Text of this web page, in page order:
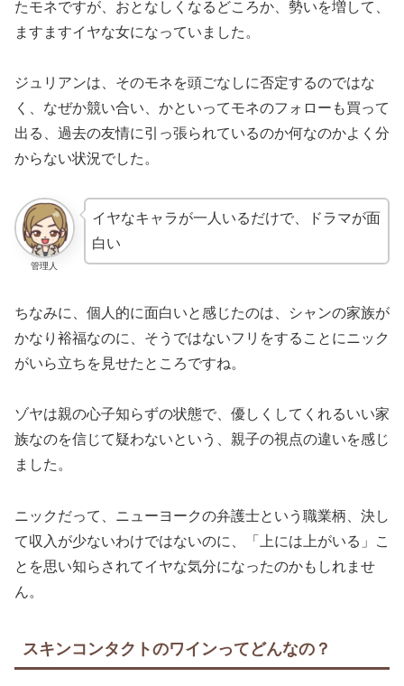
たモネですが、おとなしくなるどころか、勢いを増して、
ますますイヤな女になっていました。
ジュリアンは、そのモネを頭ごなしに否定するのではな
く、なぜか競い合い、かといってモネのフォローも買って
出る、過去の友情に引っ張られているのか何なのかよく分
からない状況でした。
管理人
イヤなキャラが一人いるだけで、ドラマが面
白い
ちなみに、個人的に面白いと感じたのは、シャンの家族が
かなり裕福なのに、そうではないフリをすることにニック
がいら立ちを見せたところですね。
ゾヤは親の心子知らずの状態で、優しくしてくれるいい家
族なのを信じて疑わないという、親子の視点の違いを感じ
ました。
ニックだって、ニューヨークの弁護士という職業柄、決し
て収入が少ないわけではないのに、「上には上がいる」こ
とを思い知らされてイヤな気分になったのかもしれませ
ん。
スキンコンタクトのワインってどんなの？